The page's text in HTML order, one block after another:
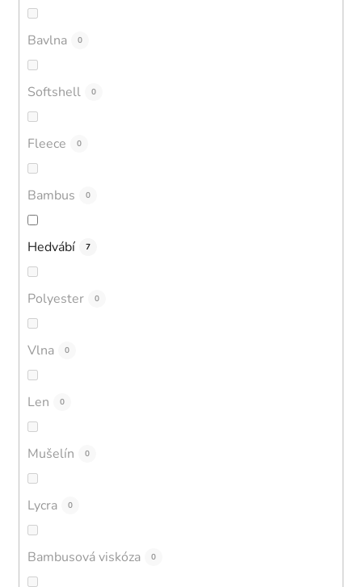
Bavlna 0
Softshell 0
Fleece 0
Bambus 0
Hedvábí 7
Polyester 0
Vlna 0
Len 0
Mušelín 0
Lycra 0
Bambusová viskóza 0